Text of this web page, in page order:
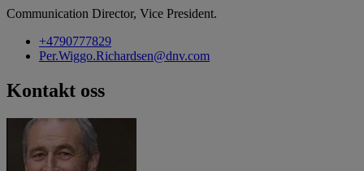
Communication Director, Vice President.
+4790777829
Per.Wiggo.Richardsen@dnv.com
Kontakt oss